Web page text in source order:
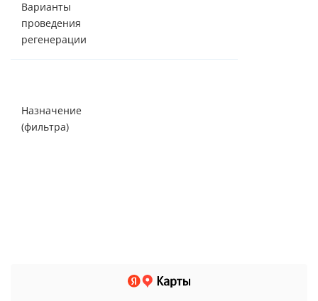
Варианты
проведения
регенерации
Назначение
(фильтра)